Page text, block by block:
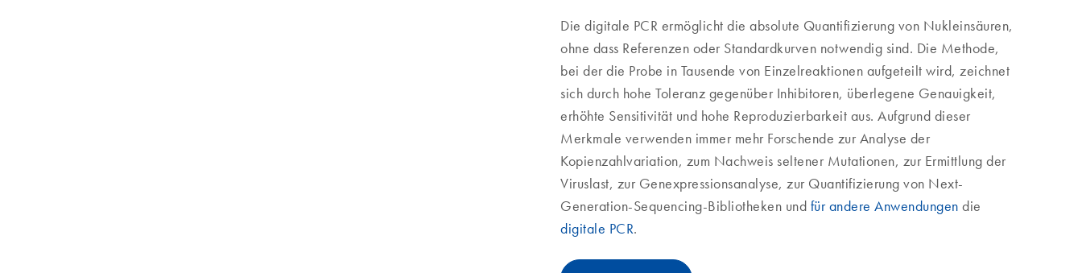
Die digitale PCR ermöglicht die absolute Quantifizierung von Nukleinsäuren,
ohne dass Referenzen oder Standardkurven notwendig sind. Die Methode,
bei der die Probe in Tausende von Einzelreaktionen aufgeteilt wird, zeichnet
sich durch hohe Toleranz gegenüber Inhibitoren, überlegene Genauigkeit,
erhöhte Sensitivität und hohe Reproduzierbarkeit aus. Aufgrund dieser
Merkmale verwenden immer mehr Forschende zur Analyse der
Kopienzahlvariation, zum Nachweis seltener Mutationen, zur Ermittlung der
Viruslast, zur Genexpressionsanalyse, zur Quantifizierung von Next-
Generation-Sequencing-Bibliotheken und für andere Anwendungen die
digitale PCR.